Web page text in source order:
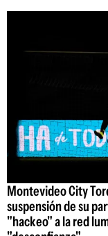
Montevideo City
suspensión de su
"hackeo" a la red